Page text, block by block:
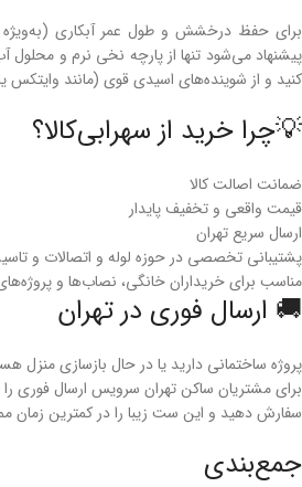
برای حفظ درخشش و طول عمر آبکاری
پیشنهاد می‌شود تنها از پارچه نخی نرم و محلول
کنید و از شوینده‌های اسیدی قوی (مانند وایتکس
💡چرا خرید از سهرابی‌کالا؟
ضمانت اصالت کالا
قیمت واقعی و تخفیف پایدار
ارسال سریع تهران
پشتیبانی تخصصی در حوزه لوله و اتصالات و
مناسب برای خریداران خانگی، نصاب‌ها و
🚚 ارسال فوری در تهران
پروژه ساختمانی دارید یا در حال بازسازی منزل
برای مشتریان ساکن تهران سرویس ارسال فوری
سفارش دهید و این ست زیبا را در کمترین زمان
جمع‌بندی